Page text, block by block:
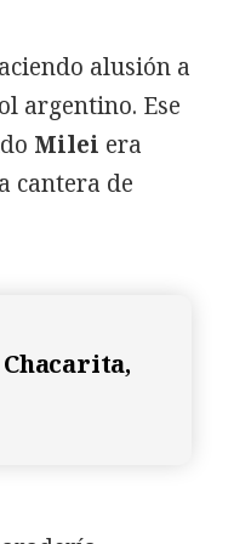
alusión a
argentino. Ese
Milei era
cantera de